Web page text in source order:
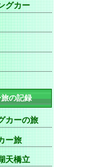
グカー
の記録
カーの旅
ー旅
天橋立